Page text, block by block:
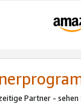
Partner - sehen